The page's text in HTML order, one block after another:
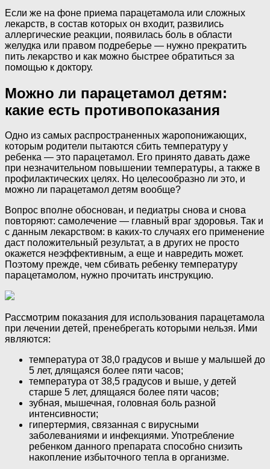
Если же на фоне приема парацетамола или сложных
лекарств, в состав которых он входит, развились
аллергические реакции, появилась боль в области
желудка или правом подреберье — нужно прекратить
пить лекарство и как можно быстрее обратиться за
помощью к доктору.
Можно ли парацетамол детям:
какие есть противопоказания
Одно из самых распространенных жаропонижающих,
которым родители пытаются сбить температуру у
ребенка — это парацетамол. Его принято давать даже
при незначительном повышении температуры, а также в
профилактических целях. Но целесообразно ли это, и
можно ли парацетамол детям вообще?
Вопрос вполне обоснован, и педиатры снова и снова
повторяют: самолечение — главный враг здоровья. Так и
с данным лекарством: в каких-то случаях его применение
даст положительный результат, а в других не просто
окажется неэффективным, а еще и навредить может.
Поэтому прежде, чем сбивать ребенку температуру
парацетамолом, нужно прочитать инструкцию.
Рассмотрим показания для использования парацетамола
при лечении детей, пренебрегать которыми нельзя. Ими
являются:
температура от 38,0 градусов и выше у малышей до
5 лет, длящаяся более пяти часов;
температура от 38,5 градусов и выше, у детей
старше 5 лет, длящаяся более пяти часов;
зубная, мышечная, головная боль разной
интенсивности;
гипертермия, связанная с вирусными
заболеваниями и инфекциями. Употребление
ребенком данного препарата способно снизить
накопление избыточного тепла в организме.